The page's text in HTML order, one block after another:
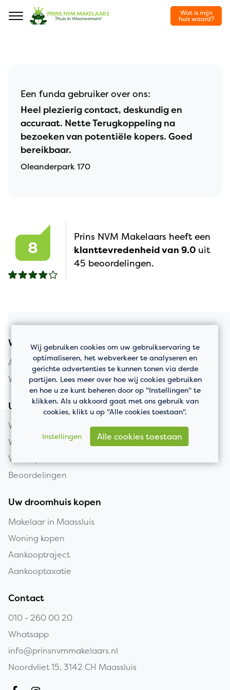
Navigation
Wat is mijn
huis waard?
Een funda gebruiker over ons:
Heel plezierig contact, deskundig en
accuraat. Nette Terugkoppeling na
bezoeken van potentiële kopers. Goed
bereikbaar.
Oleanderpark 170
8
Prins NVM Makelaars heeft een
klanttevredenheid van 9.0 uit
45 beoordelingen.
Woningaanbod
Appartement kopen
Woning kopen
Uw huis verkopen
Woning verkopen
Wat is mijn huis waard?
Verkooptaxatie
Beoordelingen
Uw droomhuis kopen
Makelaar in Maassluis
Woning kopen
Aankooptraject
Aankooptaxatie
Contact
010 - 260 00 20
Whatsapp
info@prinsnvmmakelaars.nl
Noordvliet 15, 3142 CH Maassluis
Wij gebruiken cookies om uw gebruikservaring te
optimaliseren, het webverkeer te analyseren en
gerichte advertenties te kunnen tonen via derde
partijen. Lees meer over hoe wij cookies gebruiken
en hoe u ze kunt beheren door op "Instellingen" te
klikken. Als u akkoord gaat met ons gebruik van
cookies, klikt u op "Alle cookies toestaan".
Instellingen Alle cookies toestaan